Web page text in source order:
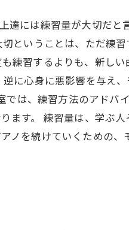
達には練習量が大切だと
ということは、ただ練
練習するよりも、新しい
に心身に悪影響を与え、
では、練習方法のアドバ
ます。 練習量は、学ぶ人
ノを続けていくための、